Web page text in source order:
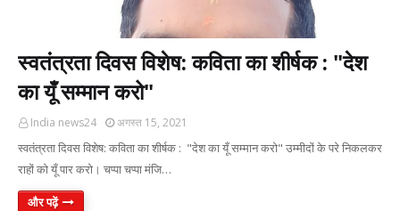
स्वतंत्रता दिवस विशेष: कविता का शीर्षक : "देश
का यूँ सम्मान करो"
India news24 अगस्त 15, 2021
स्वतंत्रता दिवस विशेष: कविता का शीर्षक : "देश का यूँ सम्मान करो" उम्मीदों के परे निकलकर
राहों को यूँ पार करो। चप्पा चप्पा मंजि…
और पढ़ें